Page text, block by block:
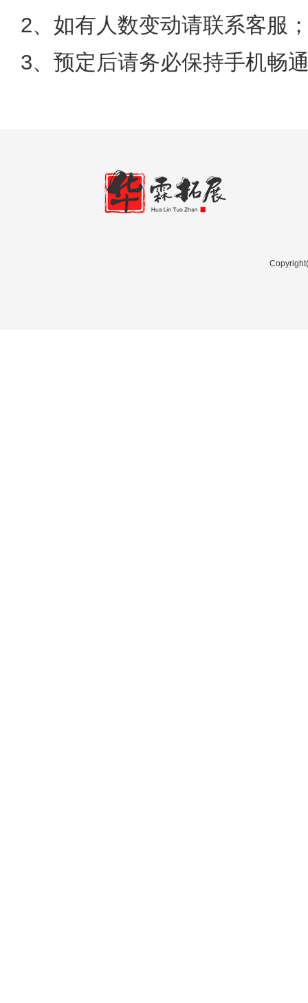
2、如有人数变动请联系客服
3、预定后请务必保持手机畅